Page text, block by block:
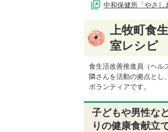
中和保健所「やさし
上牧町食
室レシピ
食生活改善推進員（ヘル
隣さんを活動の拠点とし
ボランティアです。
子どもや男性な
りの健康食献立